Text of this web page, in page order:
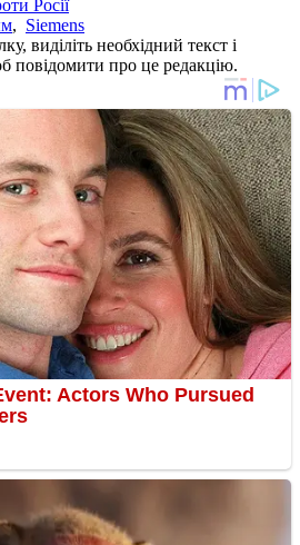
Росії
, Siemens
виділіть необхідний текст і
повідомити про це редакцію.